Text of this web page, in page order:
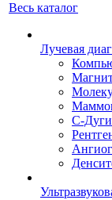
Весь каталог
Лучевая
С-Дуги